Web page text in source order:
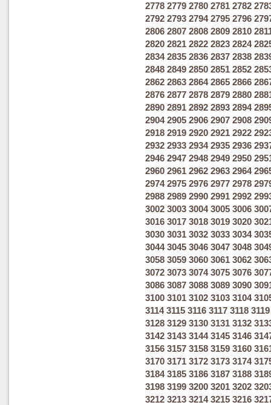
2778 2779 2780 2781 2782
2792 2793 2794 2795 2796
2806 2807 2808 2809 2810
2820 2821 2822 2823 2824
2834 2835 2836 2837 2838
2848 2849 2850 2851 2852
2862 2863 2864 2865 2866
2876 2877 2878 2879 2880
2890 2891 2892 2893 2894
2904 2905 2906 2907 2908
2918 2919 2920 2921 2922
2932 2933 2934 2935 2936
2946 2947 2948 2949 2950
2960 2961 2962 2963 2964
2974 2975 2976 2977 2978
2988 2989 2990 2991 2992
3002 3003 3004 3005 3006
3016 3017 3018 3019 3020
3030 3031 3032 3033 3034
3044 3045 3046 3047 3048
3058 3059 3060 3061 3062
3072 3073 3074 3075 3076
3086 3087 3088 3089 3090
3100 3101 3102 3103 3104
3114 3115 3116 3117 3118 3119
3128 3129 3130 3131 3132
3142 3143 3144 3145 3146
3156 3157 3158 3159 3160
3170 3171 3172 3173 3174
3184 3185 3186 3187 3188
3198 3199 3200 3201 3202
3212 3213 3214 3215 3216